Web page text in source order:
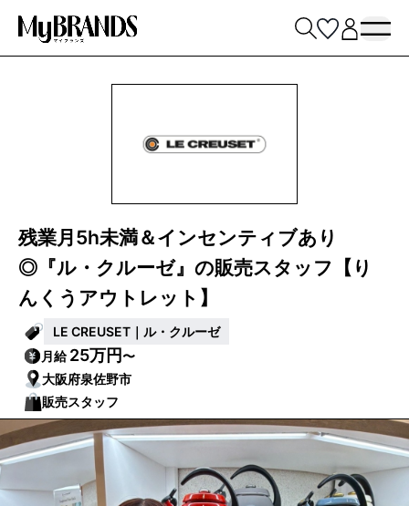
残業月5h未満＆インセンティブあり
◎『ル・クルーゼ』の販売スタッフ【り
んくうアウトレット】
LE CREUSET｜ル・クルーゼ
月給25万円〜
大阪府泉佐野市
販売スタッフ